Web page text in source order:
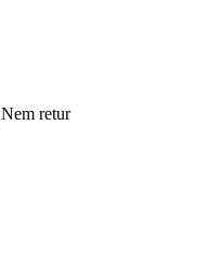
Nem retur